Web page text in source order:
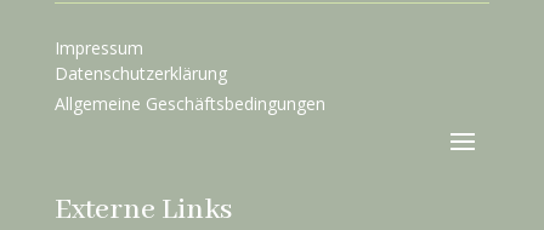
Impressum
Datenschutzerklärung
Allgemeine Geschäftsbedingungen
Externe Links